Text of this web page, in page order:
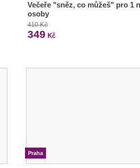
Večeře "sněz, co můžeš" pro 1
osoby
410 Kč
349 Kč
Praha